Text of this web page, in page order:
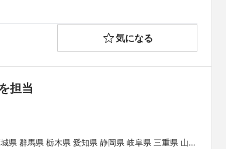
気になる
担当
県 群馬県 栃木県 愛知県 静岡県 岐阜県 三重県 山梨